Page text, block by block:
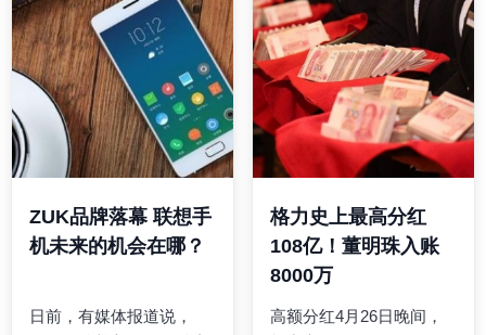
道称 ...
估 ...
ZUK品牌落幕 联想手
机未来的机会在哪？
日前，有媒体报道说，
格力史上最高分红
108亿！董明珠入账
8000万
高额分红4月26日晚间，